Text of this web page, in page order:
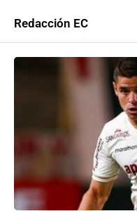
Redacción EC